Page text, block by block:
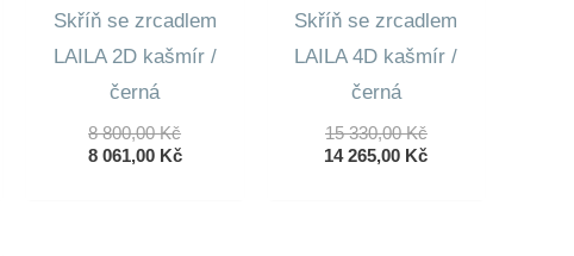
Skříň se zrcadlem
LAILA 2D kašmír /
černá
8 800,00KčPůvodní
Cena
8 061,00 KčAktuální
Skříň se zrcadlem
LAILA 4D kašmír /
černá
15 330,00KčPůvodní
Cena
14 265,00 KčAktuální